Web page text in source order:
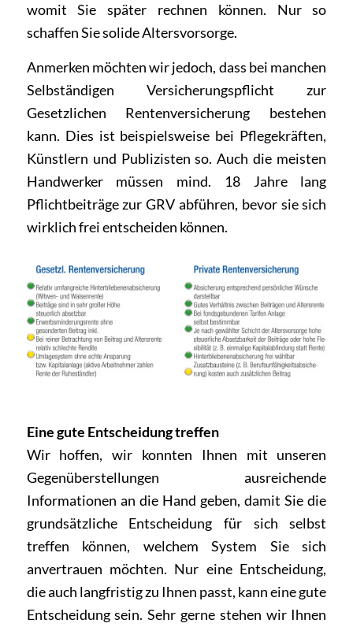
womit Sie später rechnen können. Nur so
schaffen Sie solide Altersvorsorge.
Anmerken möchten wir jedoch, dass bei manchen
Selbständigen Versicherungspflicht zur
Gesetzlichen Rentenversicherung bestehen
kann. Dies ist beispielsweise bei Pflegekräften,
Künstlern und Publizisten so. Auch die meisten
Handwerker müssen mind. 18 Jahre lang
Pflichtbeiträge zur GRV abführen, bevor sie sich
wirklich frei entscheiden können.
Eine gute Entscheidung treffen
Wir hoffen, wir konnten Ihnen mit unseren
Gegenüberstellungen ausreichende
Informationen an die Hand geben, damit Sie die
grundsätzliche Entscheidung für sich selbst
treffen können, welchem System Sie sich
anvertrauen möchten. Nur eine Entscheidung,
die auch langfristig zu Ihnen passt, kann eine gute
Entscheidung sein. Sehr gerne stehen wir Ihnen